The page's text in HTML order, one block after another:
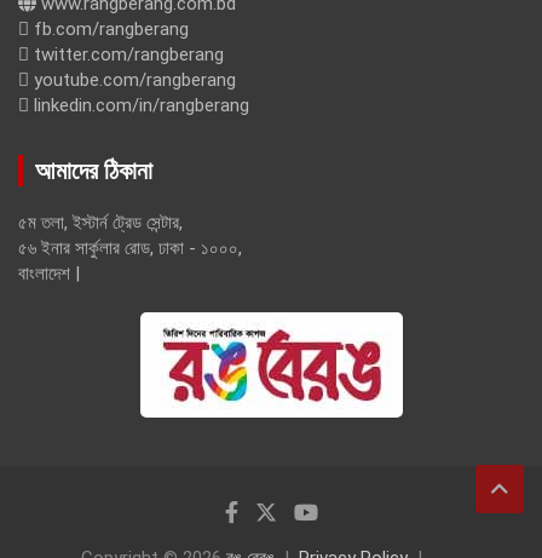
fb.com/rangberang
twitter.com/rangberang
youtube.com/rangberang
linkedin.com/in/rangberang
আমাদের ঠিকানা
৫ম তলা, ইস্টার্ন ট্রেড সেন্টার,
৫৬ ইনার সার্কুলার রোড, ঢাকা - ১০০০,
বাংলাদেশ |